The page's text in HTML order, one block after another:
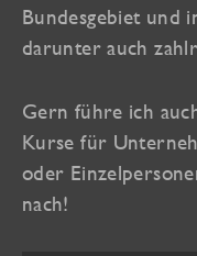
Bundesgebiet und
darunter auch
Gern führe ich
Kurse für
oder
nach!